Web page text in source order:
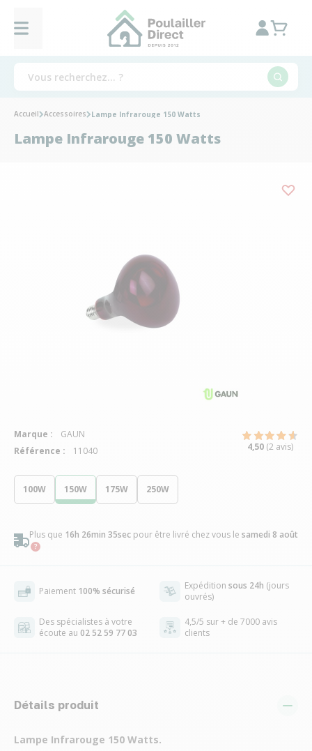
100W 150W 175W 250W
Plus que 16h 26min 34sec pour être livré chez vous le samedi 8 août
Paiement 100% sécurisé Expédition sous 24h (jours
ouvrés)
Des spécialistes à votre
écoute au 02 52 59 77 03
4,5/5 sur + de 7000 avis
clients
Détails produit
Lampe Infrarouge 150 Watts.
Accueil Accessoires Lampe Infrarouge 150 Watts
Lampe Infrarouge 150 Watts
Marque :
GAUN
Référence :
11040 4,50 (2 avis)